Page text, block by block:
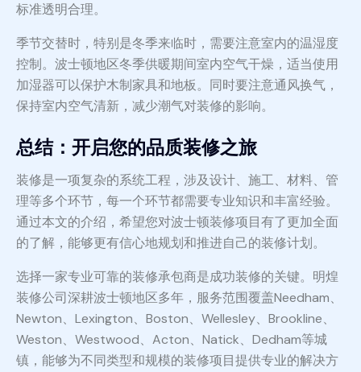
标准透明合理。
季节交替时，特别是冬季来临时，需要注意室内的温湿度
控制。波士顿地区冬季供暖期间室内空气干燥，适当使用
加湿器可以保护木制家具和地板。同时要注意通风换气，
保持室内空气清新，减少潮气对装修的影响。
总结：开启您的品质装修之旅
装修是一项复杂的系统工程，涉及设计、施工、材料、管
理等多个环节，每一个环节都需要专业知识和丰富经验。
通过本文的介绍，希望您对波士顿装修项目有了更加全面
的了解，能够更有信心地规划和推进自己的装修计划。
选择一家专业可靠的装修承包商是成功装修的关键。明煌
装修公司深耕波士顿地区多年，服务范围覆盖Needham、
Newton、Lexington、Boston、Wellesley、Brookline、
Weston、Westwood、Acton、Natick、Dedham等城
镇，能够为不同类型和规模的装修项目提供专业的解决方